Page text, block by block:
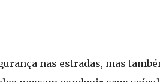
nas estradas, mas